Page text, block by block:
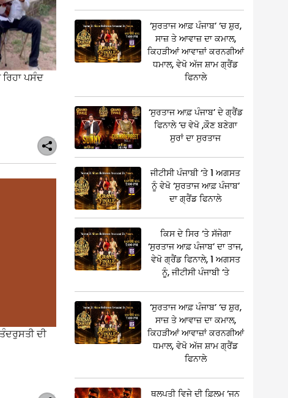
ਪਸੰਦ
ਦੀ
‘ਸੁਰਤਾਜ ਆਫ਼ ਪੰਜਾਬ’ ‘ਚ ਸ਼ੁਰ,
ਸਾਜ਼ ਤੇ ਆਵਾਜ਼ ਦਾ ਕਮਾਲ,
ਕਿਹੜੀਆਂ ਆਵਾਜ਼ਾਂ ਕਰਨਗੀਆਂ
ਧਮਾਲ, ਵੇਖੋ ਅੱਜ ਸ਼ਾਮ ਗ੍ਰੈਂਡ
ਫਿਨਾਲੇ
‘ਸੁਰਤਾਜ ਆਫ਼ ਪੰਜਾਬ’ ਦੇ ਗ੍ਰੈਂਡ
ਫਿਨਾਲੇ ‘ਚ ਵੇਖੋ ,ਕੌਣ ਬਣੇਗਾ
ਸੁਰਾਂ ਦਾ ਸੁਰਤਾਜ
ਜੀਟੀਸੀ ਪੰਜਾਬੀ ‘ਤੇ 1 ਅਗਸਤ
ਨੂੰ ਵੇਖੋ ‘ਸੁਰਤਾਜ ਆਫ਼ ਪੰਜਾਬ’
ਦਾ ਗ੍ਰੈਂਡ ਫਿਨਾਲੇ
ਕਿਸ ਦੇ ਸਿਰ ‘ਤੇ ਸੱਜੇਗਾ
‘ਸੁਰਤਾਜ ਆਫ਼ ਪੰਜਾਬ’ ਦਾ ਤਾਜ,
ਵੇਖੋ ਗ੍ਰੈਂਡ ਫਿਨਾਲੇ, 1 ਅਗਸਤ
ਨੂੰ, ਜੀਟੀਸੀ ਪੰਜਾਬੀ ‘ਤੇ
‘ਸੁਰਤਾਜ ਆਫ਼ ਪੰਜਾਬ’ ‘ਚ ਸ਼ੁਰ,
ਸਾਜ਼ ਤੇ ਆਵਾਜ਼ ਦਾ ਕਮਾਲ,
ਕਿਹੜੀਆਂ ਆਵਾਜ਼ਾਂ ਕਰਨਗੀਆਂ
ਧਮਾਲ, ਵੇਖੋ ਅੱਜ ਸ਼ਾਮ ਗ੍ਰੈਂਡ
ਫਿਨਾਲੇ
ਥਲਪਤੀ ਵਿਜੇ ਦੀ ਫ਼ਿਲਮ ‘ਜਨ